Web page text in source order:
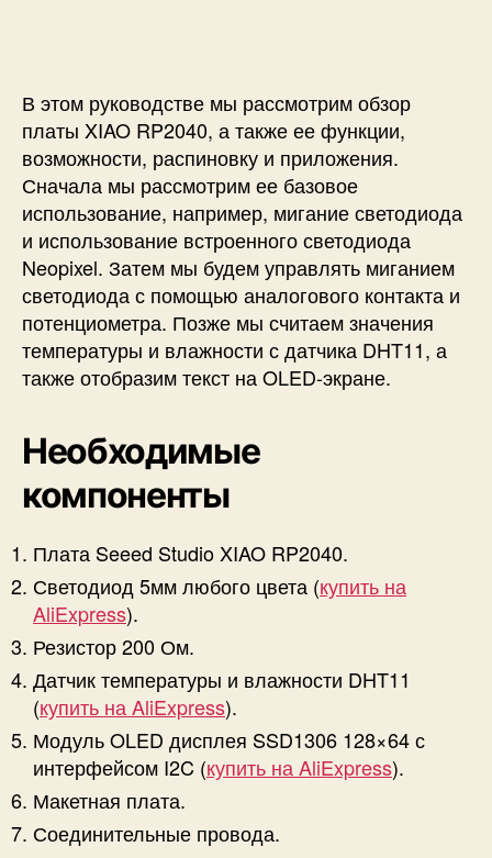
В этом руководстве мы рассмотрим обзор
платы XIAO RP2040, а также ее функции,
возможности, распиновку и приложения.
Сначала мы рассмотрим ее базовое
использование, например, мигание светодиода
и использование встроенного светодиода
Neopixel. Затем мы будем управлять миганием
светодиода с помощью аналогового контакта и
потенциометра. Позже мы считаем значения
температуры и влажности с датчика DHT11, а
также отобразим текст на OLED-экране.
Необходимые
компоненты
Плата Seeed Studio XIAO RP2040.
Светодиод 5мм любого цвета (купить на
AliExpress).
Резистор 200 Ом.
Датчик температуры и влажности DHT11
(купить на AliExpress).
Модуль OLED дисплея SSD1306 128×64 с
интерфейсом I2C (купить на AliExpress).
Макетная плата.
Соединительные провода.